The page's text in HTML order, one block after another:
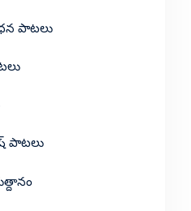
పాటలు
పాటలు